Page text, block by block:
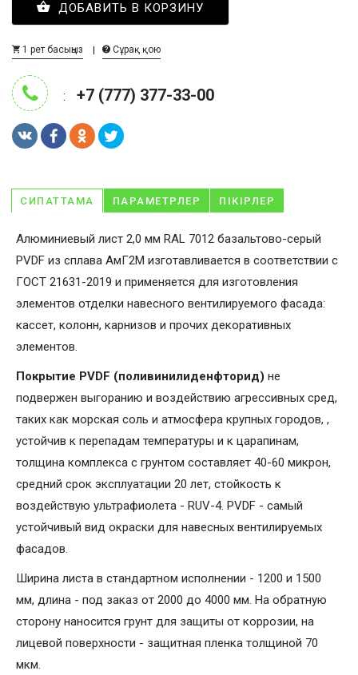
ДОБАВИТЬ В КОРЗИНУ
1 рет басыңыз Сұрақ қою
: +7 (777) 377-33-00
СИПАТТАМА ПАРАМЕТРЛЕР ПІКІРЛЕР
Алюминиевый лист 2,0 мм RAL 7012 базальтово-серый
PVDF из сплава АмГ2М изготавливается в соответствии с
ГОСТ 21631-2019 и применяется для изготовления
элементов отделки навесного вентилируемого фасада:
кассет, колонн, карнизов и прочих декоративных
элементов.
Покрытие PVDF (поливинилиденфторид) не
подвержен выгоранию и воздействию агрессивных сред,
таких как морская соль и атмосфера крупных городов, ,
устойчив к перепадам температуры и к царапинам,
толщина комплекса с грунтом составляет 40-60 микрон,
средний срок эксплуатации 20 лет, стойкость к
воздействую ультрафиолета - RUV-4. PVDF - самый
устойчивый вид окраски для навесных вентилируемых
фасадов.
Ширина листа в стандартном исполнении - 1200 и 1500
мм, длина - под заказ от 2000 до 4000 мм. На обратную
сторону наносится грунт для защиты от коррозии, на
лицевой поверхности - защитная пленка толщиной 70
мкм.